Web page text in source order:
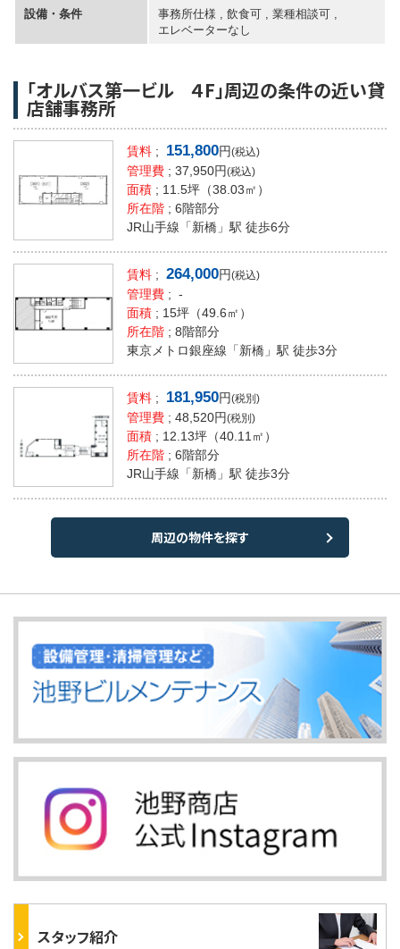
設備・条件
事務所仕様 , 飲食可 , 業種相談可 ,
エレベーターなし
「オルバス第一ビル ４F」周辺の条件の近い貸
店舗事務所
賃料 ; 151,800円(税込)
管理費 ; 37,950円(税込)
面積 ; 11.5坪 （38.03㎡）
所在階 ; 6階部分
JR山手線「新橋」駅 徒歩6分
賃料 ; 264,000円(税込)
管理費 ; -
面積 ; 15坪 （49.6㎡）
所在階 ; 8階部分
東京メトロ銀座線「新橋」駅 徒歩3分
賃料 ; 181,950円(税別)
管理費 ; 48,520円(税別)
面積 ; 12.13坪 （40.11㎡）
所在階 ; 6階部分
JR山手線「新橋」駅 徒歩3分
周辺の物件を探す
スタッフ紹介